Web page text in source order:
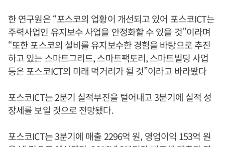
한 연구원은 “포스코의 업황이 개선되고 있어 포스코ICT는
주력사업인 유지보수 사업을 안정화할 수 있을 것”이라며
“또한 포스코의 설비를 유지보수한 경험을 바탕으로 추진
하고 있는 스마트그리드, 스마트팩토리, 스마트빌딩 사업
등은 포스코ICT의 미래 먹거리가 될 것”이라고 바라봤다
포스코ICT는 2분기 실적부진을 털어내고 3분기에 실적 성
장세를 보일 것으로 전망됐다.
포스코ICT는 3분기에 매출 2296억 원, 영업이익 153억 원